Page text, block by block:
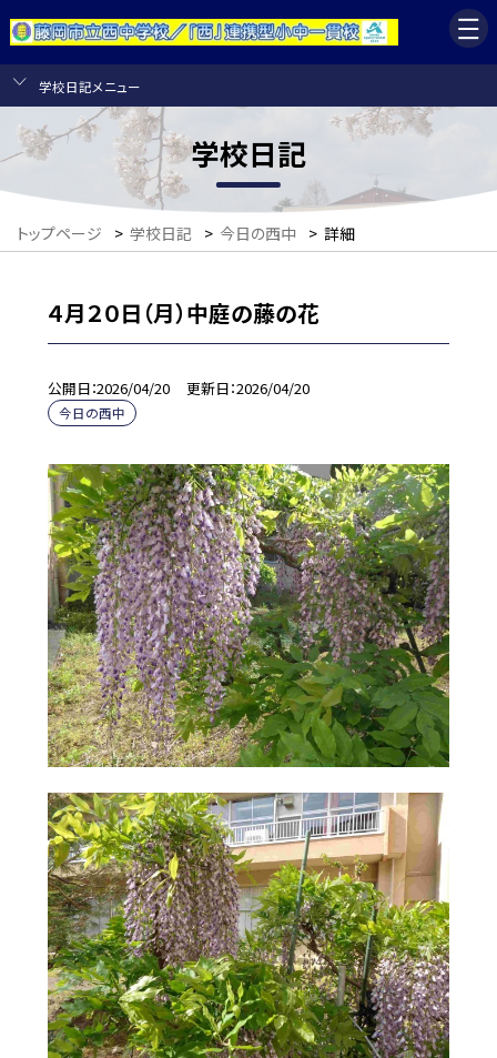
学校日記メニュー
学校日記
トップページ > 学校日記 > 今日の西中 > 詳細
４月２０日（月）中庭の藤の花
公開日 2026/04/20 更新日 2026/04/20
今日の西中